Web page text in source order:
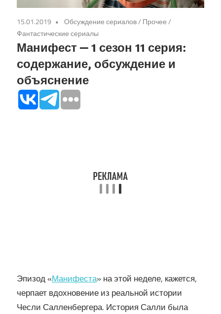
15.01.2019 Обсуждение сериалов/ Прочее/
Фантастические сериалы
Манифест — 1 сезон 11 серия:
содержание, обсуждение и
объяснение
Эпизод «Манифеста» на этой неделе, кажется,
черпает вдохновение из реальной истории
Чесли Салленбергера. История Салли была